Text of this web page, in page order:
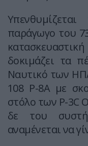
παράγωγο του
δοκιμάζει τα
Ναυτικό των
108 P-8A με
στόλο των P-3C
δε του
αναμένεται να